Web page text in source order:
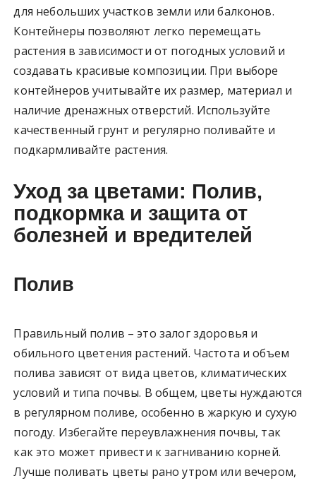
для небольших участков земли или балконов.
Контейнеры позволяют легко перемещать
растения в зависимости от погодных условий и
создавать красивые композиции. При выборе
контейнеров учитывайте их размер, материал и
наличие дренажных отверстий. Используйте
качественный грунт и регулярно поливайте и
подкармливайте растения.
Уход за цветами: Полив,
подкормка и защита от
болезней и вредителей
Полив
Правильный полив – это залог здоровья и
обильного цветения растений. Частота и объем
полива зависят от вида цветов, климатических
условий и типа почвы. В общем, цветы нуждаются
в регулярном поливе, особенно в жаркую и сухую
погоду. Избегайте переувлажнения почвы, так
как это может привести к загниванию корней.
Лучше поливать цветы рано утром или вечером,